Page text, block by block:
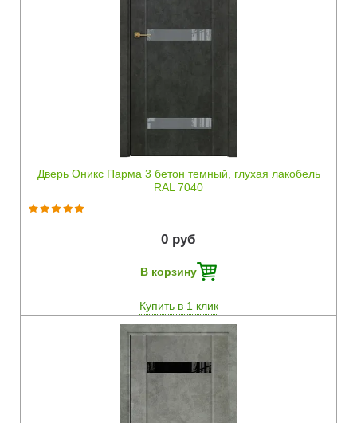
Дверь Оникс Парма 3 бетон темный, глухая лакобель
RAL 7040
0 руб
В корзину
Купить в 1 клик